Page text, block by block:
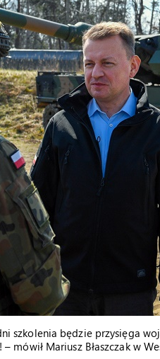
szkolenia będzie przysięga
mówił Mariusz Błaszczak w